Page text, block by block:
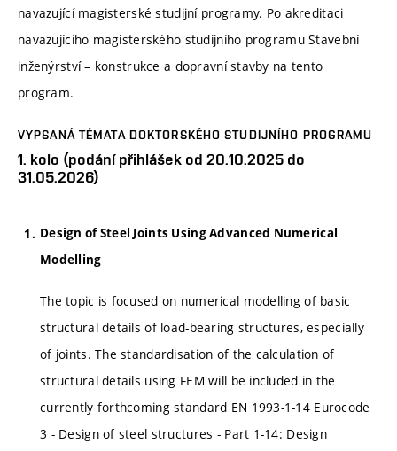
navazující magisterské studijní programy. Po akreditaci
navazujícího magisterského studijního programu Stavební
inženýrství – konstrukce a dopravní stavby na tento
program.
VYPSANÁ TÉMATA DOKTORSKÉHO STUDIJNÍHO PROGRAMU
1. kolo (podání přihlášek od 20.10.2025 do
31.05.2026)
Design of Steel Joints Using Advanced Numerical
Modelling
The topic is focused on numerical modelling of basic
structural details of load-bearing structures, especially
of joints. The standardisation of the calculation of
structural details using FEM will be included in the
currently forthcoming standard EN 1993-1-14 Eurocode
3 - Design of steel structures - Part 1-14: Design